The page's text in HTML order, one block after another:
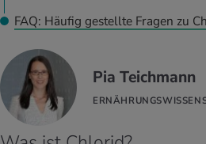
FAQ: Häufig gestellte Fragen zu
Pia Teichmann